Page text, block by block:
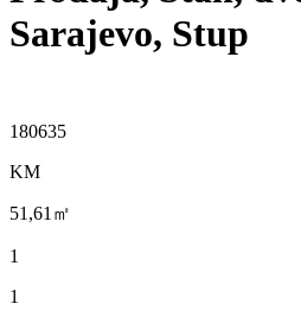
Sarajevo, Stup
180635
KM
51,61㎡
1
1